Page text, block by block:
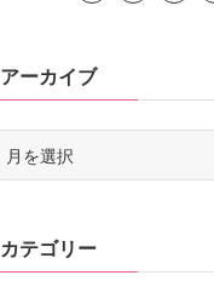
アーカイブ
ブカテゴリー